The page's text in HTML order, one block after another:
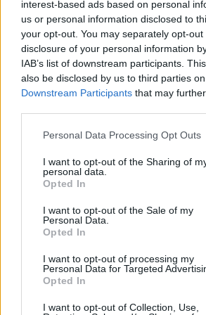
interest-based ads based on personal
us or personal information disclosed to
your opt-out. You may separately opt-
disclosure of your personal information
IAB’s list of downstream participants.
also be disclosed by us to third parties
Downstream Participants that may
Please note that this website/app uses
not limited to your visit or usage
grant or deny consent to Google and its
use your data for below specified
consent section.
Personal Data Processing Opt Outs
I want to opt-out of the Sharing of
personal data.
Opted In
I want to opt-out of the Sale of my
Personal Data.
Opted In
I want to opt-out of processing my
Personal Data for Targeted
Opted In
I want to opt-out of Collection, Use,
veszi, ha sokadik
kiszemeltjére rámutatott volna, a
együtt felsorakozott hivatali
karóráját megkocogtatva rá nem
szónok észbe kapott - persze, 20
visszafordult a közönség felé.
terembe lépett, most először –
Kínosan hosszú csend következett,
örömével e szavakra fakadt:
- Intyereszno, továriscsi!
visztávka pláhoj.*
_____________________